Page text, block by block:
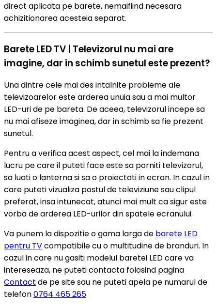
direct aplicata pe barete, nemaifiind necesara
achizitionarea acesteia separat.
Barete LED TV | Televizorul nu mai are
imagine, dar in schimb sunetul este prezent?
Una dintre cele mai des intalnite probleme ale
televizoarelor este arderea unuia sau a mai multor
LED-uri de pe bareta. De aceea, televizorul incepe sa
nu mai afiseze imaginea, dar in schimb sa fie prezent
sunetul.
Pentru a verifica acest aspect, cel mai la indemana
lucru pe care il puteti face este sa porniti televizorul,
sa luati o lanterna si sa o proiectati in ecran. In cazul in
care puteti vizualiza postul de televiziune sau clipul
preferat, insa intunecat, atunci mai mult ca sigur este
vorba de arderea LED-urilor din spatele ecranului.
Va punem la dispozitie o gama larga de barete LED
pentru TVcompatibile cu o multitudine de branduri. In
cazul in care nu gasiti modelul baretei LED care va
intereseaza, ne puteti contacta folosind pagina
Contact de pe site sau ne puteti apela pe numarul de
telefon0764 465 265